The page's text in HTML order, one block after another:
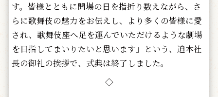
す。皆様とともに開場の日を指折り数えながら、さ
らに歌舞伎の魅力をお伝えし、より多くの皆様に愛
され、歌舞伎座へ足を運んでいただけるような劇場
を目指してまいりたいと思います」という、迫本社
長の御礼の挨拶で、式典は終了しました。
◇